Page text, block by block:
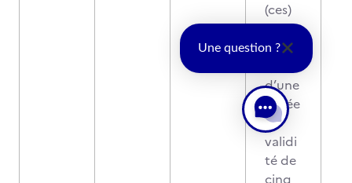
(ces)
attest
ation(
d’une
durée
de
validi
té de
cinq
Une question ?